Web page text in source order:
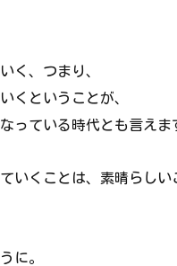
く、つまり、
くということが、
っている時代とも言えま
いくことは、素晴らしい
に。